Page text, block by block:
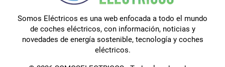
Somos Eléctricos es una web enfocada a todo el mundo
de coches eléctricos, con información, noticias y
novedades de energía sostenible, tecnología y coches
eléctricos.